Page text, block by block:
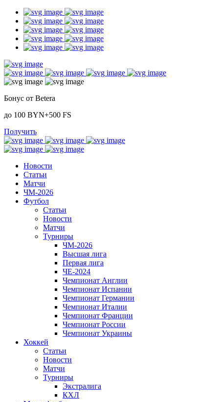
Бонус от Betera
до 100 BYN+500 FS
Получить
Новости
Статьи
Матчи
ЧМ-2026
Футбол
Статьи
Новости
Матчи
Турниры
ЧМ-2026
Высшая лига
Первая лига
ЧЕ-2024
Чемпионат Англии
Чемпионат Испании
Чемпионат Германии
Чемпионат Италии
Чемпионат Франции
Чемпионат России
Чемпионат Украины
Хоккей
Статьи
Новости
Матчи
Турниры
Экстралига
КХЛ